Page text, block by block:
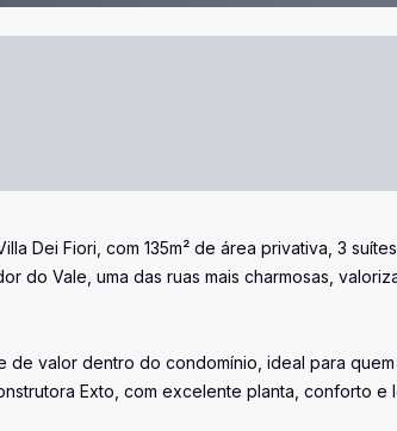
Dei Fiori, com 135m² de área privativa, 3
do Vale, uma das ruas mais charmosas,
de valor dentro do condomínio, ideal para
Exto, com excelente planta, conforto e